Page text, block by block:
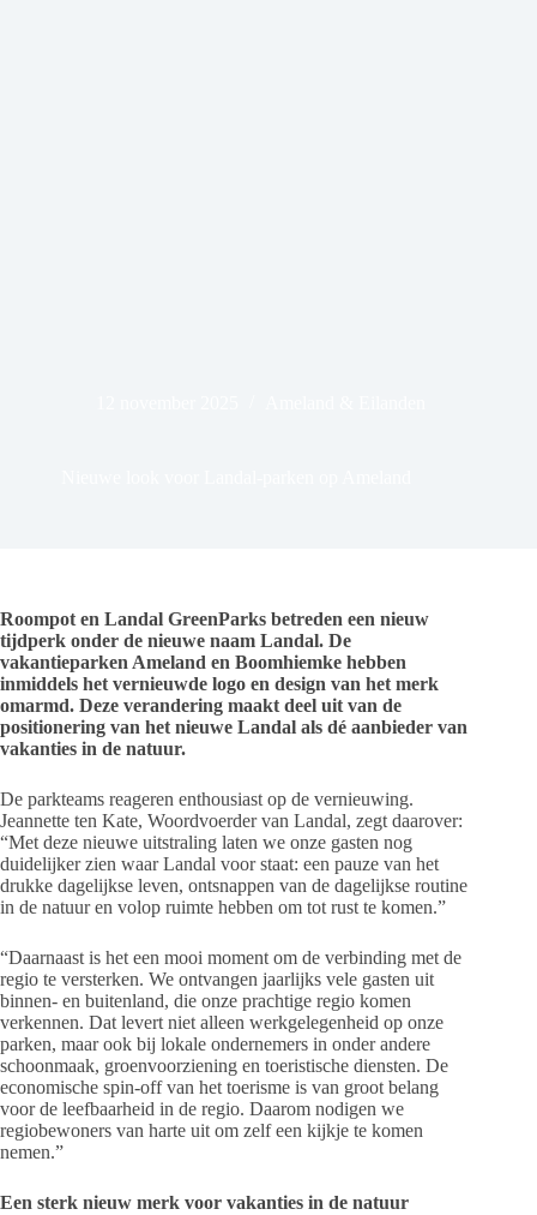
Roompot en Landal GreenParks betreden een nieuw
tijdperk onder de nieuwe naam Landal. De
vakantieparken Ameland en Boomhiemke hebben
inmiddels het vernieuwde logo en design van het merk
omarmd. Deze verandering maakt deel uit van de
positionering van het nieuwe Landal als dé aanbieder van
vakanties in de natuur.
De parkteams reageren enthousiast op de vernieuwing.
Jeannette ten Kate, Woordvoerder van Landal, zegt daarover:
“Met deze nieuwe uitstraling laten we onze gasten nog
duidelijker zien waar Landal voor staat: een pauze van het
drukke dagelijkse leven, ontsnappen van de dagelijkse routine
in de natuur en volop ruimte hebben om tot rust te komen.”
“Daarnaast is het een mooi moment om de verbinding met de
regio te versterken. We ontvangen jaarlijks vele gasten uit
binnen- en buitenland, die onze prachtige regio komen
verkennen. Dat levert niet alleen werkgelegenheid op onze
parken, maar ook bij lokale ondernemers in onder andere
schoonmaak, groenvoorziening en toeristische diensten. De
economische spin-off van het toerisme is van groot belang
voor de leefbaarheid in de regio. Daarom nodigen we
regiobewoners van harte uit om zelf een kijkje te komen
nemen.”
Een sterk nieuw merk voor vakanties in de natuur